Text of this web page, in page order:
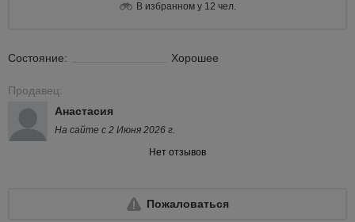
В избранном у 12 чел.
Состояние: Хорошее
Продавец:
Анастасия
На сайте с 2 Июня 2026 г.
Нет отзывов
Пожаловаться